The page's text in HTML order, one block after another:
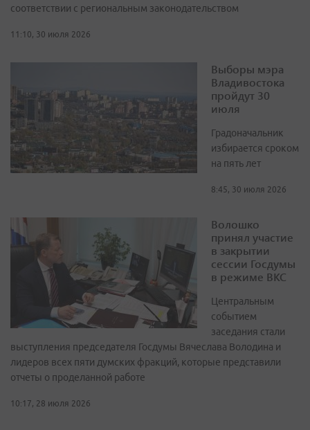
соответствии с региональным законодательством
11:10, 30 июля 2026
Выборы мэра
Владивостока
пройдут 30
июля
Градоначальник
избирается сроком
на пять лет
8:45, 30 июля 2026
Волошко
принял участие
в закрытии
сессии Госдумы
в режиме ВКС
Центральным
событием
заседания стали
выступления председателя Госдумы Вячеслава Володина и
лидеров всех пяти думских фракций, которые представили
отчеты о проделанной работе
10:17, 28 июля 2026